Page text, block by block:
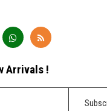
Arrivals !